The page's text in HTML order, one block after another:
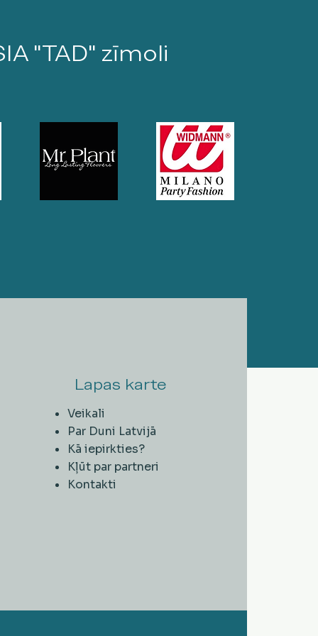
"TAD" zīmoli
Lapas karte
Veikali
Par Duni Latvijā
Kā iepirkties?
Kļūt par partneri
Kontakti